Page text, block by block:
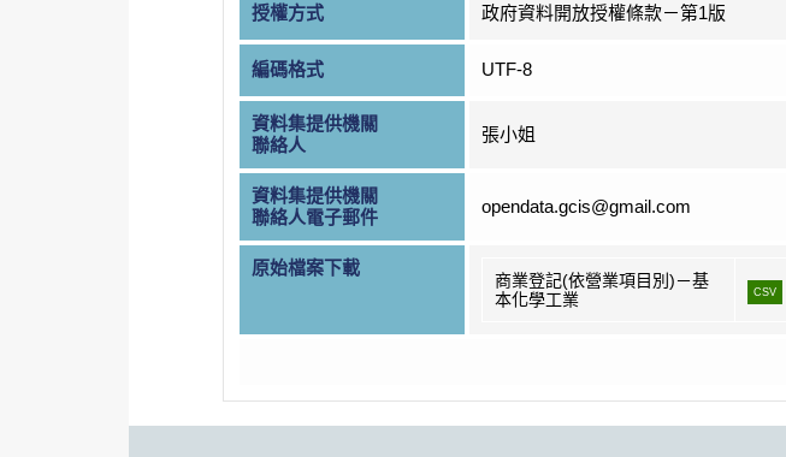
授權方式 政府資料開放授權條款－第1版
編碼格式 UTF-8
資料集提供機關
聯絡人
張小姐
資料集提供機關
聯絡人電子郵件
opendata.gcis@gmail.com
原始檔案下載
商業登記(依營業項目別)－基
本化學工業
CSV